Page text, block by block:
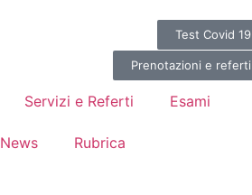
Test Covid 19
Prenotazioni e referti
Servizi e Referti Esami
News Rubrica